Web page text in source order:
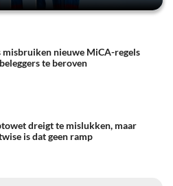
nieuwe MiCA-regels
te beroven
dreigt te mislukken, maar
is dat geen ramp